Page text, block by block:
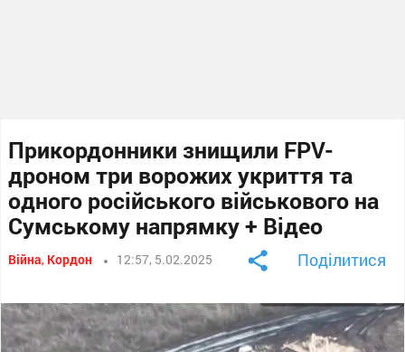
Прикордонники знищили FPV-
дроном три ворожих укриття та
одного російського військового на
Сумському напрямку + Відео
Війна, Кордон 12:57, 5.02.2025 Поділитися